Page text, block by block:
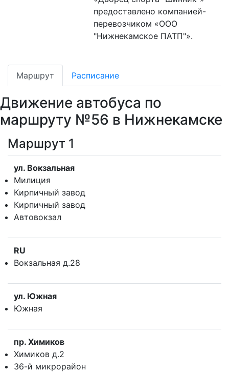
предоставлено компанией-
перевозчиком «ООО
"Нижнекамское ПАТП"».
Маршрут Расписание
Движение автобуса по
маршруту №56 в Нижнекамске
Маршрут 1
ул. Вокзальная
Милиция
Кирпичный завод
Кирпичный завод
Автовокзал
RU
Вокзальная д.28
ул. Южная
Южная
пр. Химиков
Химиков д.2
36-й микрорайон